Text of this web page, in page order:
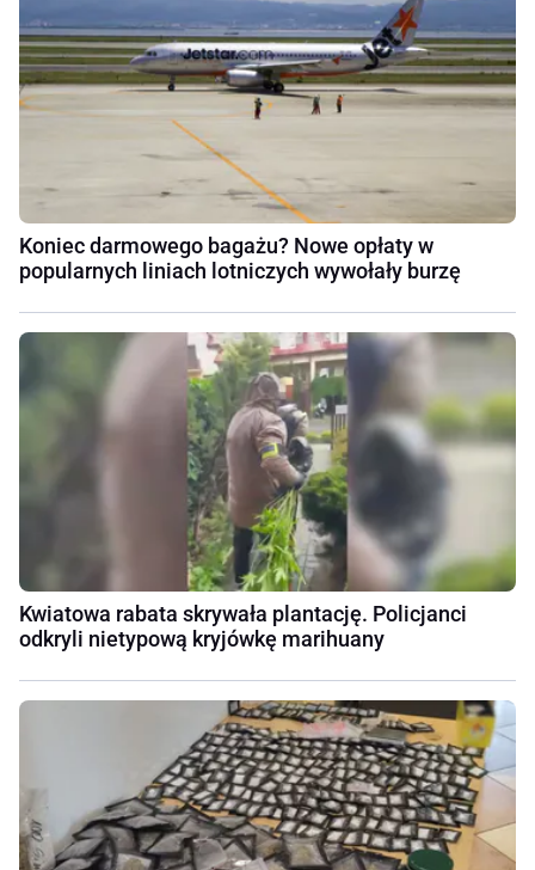
Koniec darmowego bagażu? Nowe opłaty w
popularnych liniach lotniczych wywołały burzę
Kwiatowa rabata skrywała plantację. Policjanci
odkryli nietypową kryjówkę marihuany